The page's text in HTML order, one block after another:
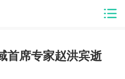
首席专家赵洪宾逝